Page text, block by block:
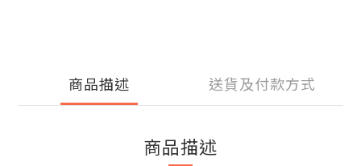
商品描述 送貨及付款方式
商品描述